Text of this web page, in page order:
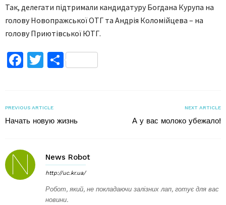
Так, делегати підтримали кандидатуру Богдана Курупа на
голову Новопражської ОТГ та Андрія Коломійцева – на
голову Приютівської ЮТГ.
Facebook
TwitterПоділитися
PREVIOUS ARTICLE
Начать новую жизнь
NEXT ARTICLE
А у вас молоко убежало!
News Robot
http://uc.kr.ua/
Робот, який, не покладаючи залізних лап, готує для вас
новини.